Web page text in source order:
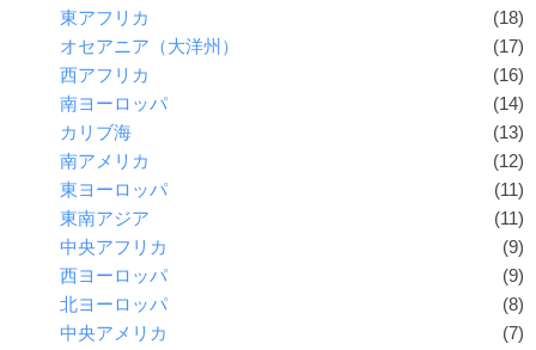
東アフリカ
(18)
オセアニア（大洋州）
(17)
西アフリカ
(16)
南ヨーロッパ
(14)
カリブ海
(13)
南アメリカ
(12)
東ヨーロッパ
(11)
東南アジア
(11)
中央アフリカ
(9)
西ヨーロッパ
(9)
北ヨーロッパ
(8)
中央アメリカ
(7)